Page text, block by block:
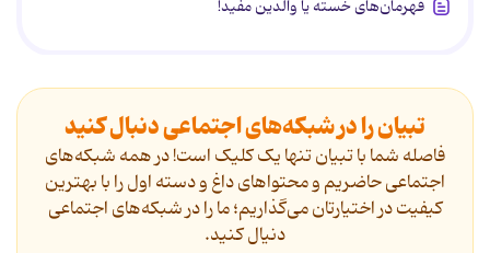
قهرمان‌های خسته یا والدین مفید!
تبیان را در شبکه‌های اجتماعی دنبال کنید
فاصله شما با تبیان تنها یک کلیک است! در همه شبکه‌های
اجتماعی حاضریم و محتواهای داغ و دسته اول را با بهترین
کیفیت در اختیارتان می‌گذاریم؛ ما را در شبکه‌های اجتماعی
دنیال کنید.